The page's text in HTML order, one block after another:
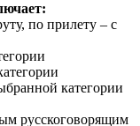
по прилету – с
категории
русскоговорящим